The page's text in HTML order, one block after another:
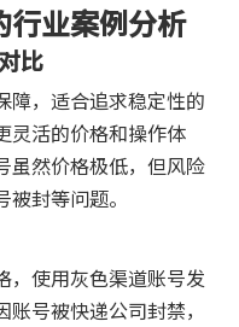
行业案例分析
比
障，适合追求稳定性的
灵活的价格和操作体
虽然价格极低，但风险
封等问题。
，使用灰色渠道账号发
号被快递公司封禁，